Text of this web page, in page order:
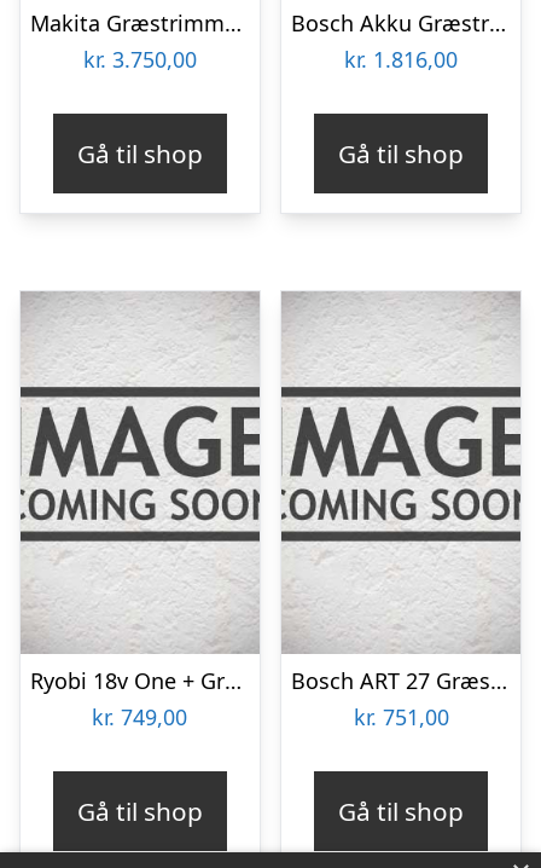
Makita Græstrimmer 2x18v – DUR368LZ
kr. 3.750,00
Gå til shop
Bosch Akku Græstrimmer Adv 33cm 36v Solo – 06008C1K01
kr. 1.816,00
Gå til shop
Ryobi 18v One + Græstrimmer Olt1832a
kr. 749,00
Gå til shop
Bosch ART 27 Græstrimmer – 06008A5200
kr. 751,00
Gå til shop